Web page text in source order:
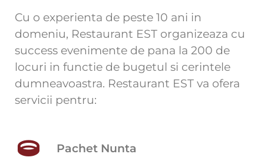
Cu o experienta de peste 10 ani in
domeniu, Restaurant EST organizeaza cu
success evenimente de pana la 200 de
locuri in functie de bugetul si cerintele
dumneavoastra. Restaurant EST va ofera
servicii pentru:
Pachet Nunta